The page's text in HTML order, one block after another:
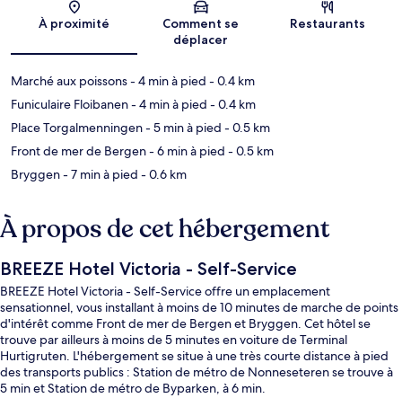
Carte
À proximité
Comment se
déplacer
Restaurants
Marché aux poissons- 4 min à pied - 0.4 km
Funiculaire Floibanen- 4 min à pied - 0.4 km
Place Torgalmenningen- 5 min à pied - 0.5 km
Front de mer de Bergen- 6 min à pied - 0.5 km
Bryggen- 7 min à pied - 0.6 km
À propos de cet hébergement
BREEZE Hotel Victoria - Self-Service
BREEZE Hotel Victoria - Self-Service offre un emplacement
sensationnel, vous installant à moins de 10 minutes de marche de points
d'intérêt comme Front de mer de Bergen et Bryggen. Cet hôtel se
trouve par ailleurs à moins de 5 minutes en voiture de Terminal
Hurtigruten. L'hébergement se situe à une très courte distance à pied
des transports publics : Station de métro de Nonneseteren se trouve à
5 min et Station de métro de Byparken, à 6 min.